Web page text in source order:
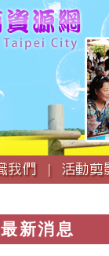
我們 |
活動
最新消息